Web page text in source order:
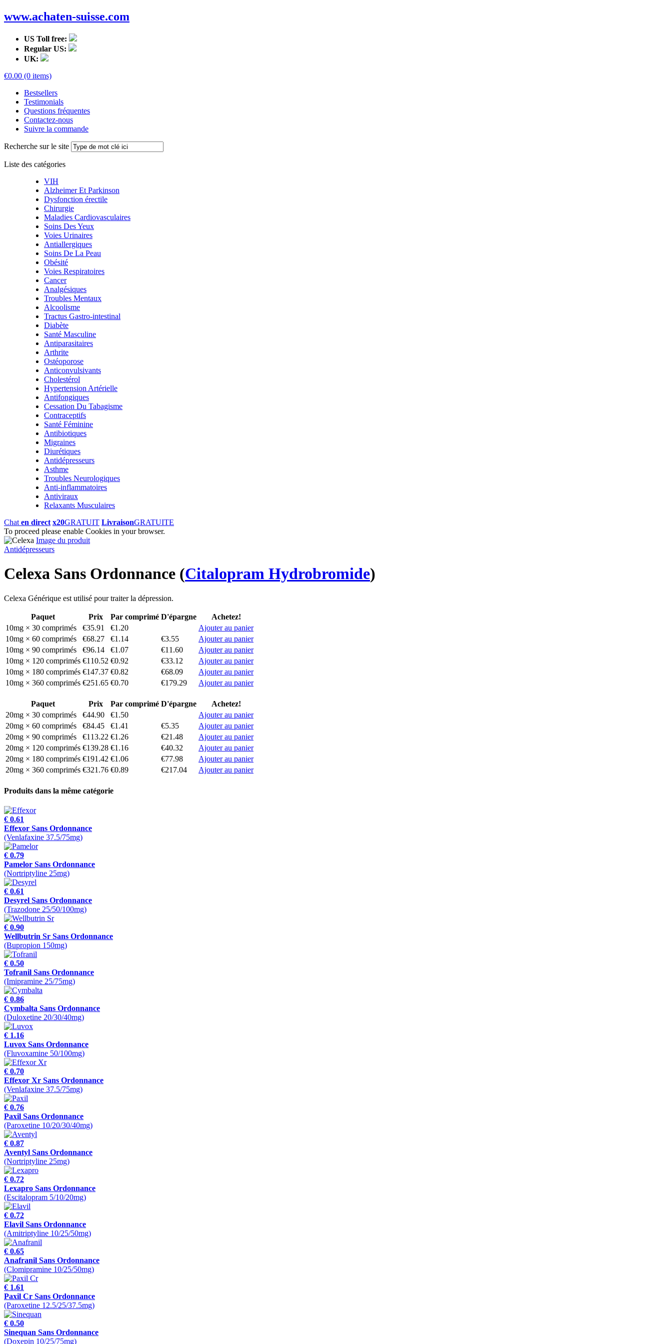
www.achaten-suisse.com
US Toll free:
Regular US:
UK:
€0.00 (0 items)
Bestsellers
Testimonials
Questions fréquentes
Contactez-nous
Suivre la commande
Recherche sur le site
Liste des catégories
VIH
Alzheimer Et Parkinson
Dysfonction érectile
Chirurgie
Maladies Cardiovasculaires
Soins Des Yeux
Voies Urinaires
Antiallergiques
Soins De La Peau
Obésité
Voies Respiratoires
Cancer
Analgésiques
Troubles Mentaux
Alcoolisme
Tractus Gastro-intestinal
Diabète
Santé Masculine
Antiparasitaires
Arthrite
Ostéoporose
Anticonvulsivants
Cholestérol
Hypertension Artérielle
Antifongiques
Cessation Du Tabagisme
Contraceptifs
Santé Féminine
Antibiotiques
Migraines
Diurétiques
Antidépresseurs
Asthme
Troubles Neurologiques
Anti-inflammatoires
Antiviraux
Relaxants Musculaires
Chat en direct x20GRATUIT LivraisonGRATUITE
To proceed please enable Cookies in your browser.
Image du produit
Antidépresseurs
Celexa Sans Ordonnance (Citalopram Hydrobromide)
Celexa Générique est utilisé pour traiter la dépression.
Paquet Prix Par comprimé D'épargne
Achetez!
10mg × 30 comprimés
€35.91 €1.20
Ajouter au panier
10mg × 60 comprimés
€68.27 €1.14 €3.55
Ajouter au panier
10mg × 90 comprimés
€96.14 €1.07 €11.60
Ajouter au panier
10mg × 120 comprimés €110.52 €0.92 €33.12
Ajouter au panier
10mg × 180 comprimés €147.37 €0.82 €68.09
Ajouter au panier
10mg × 360 comprimés €251.65 €0.70 €179.29 Ajouter au panier
Paquet Prix Par comprimé D'épargne
Achetez!
20mg × 30 comprimés
€44.90 €1.50
Ajouter au panier
20mg × 60 comprimés
€84.45 €1.41 €5.35
Ajouter au panier
20mg × 90 comprimés
€113.22 €1.26 €21.48
Ajouter au panier
20mg × 120 comprimés €139.28 €1.16 €40.32
Ajouter au panier
20mg × 180 comprimés €191.42 €1.06 €77.98
Ajouter au panier
20mg × 360 comprimés €321.76 €0.89 €217.04 Ajouter au panier
Produits dans la même catégorie
€ 0.61
Effexor Sans Ordonnance
(Venlafaxine 37.5/75mg)
€ 0.79
Pamelor Sans Ordonnance
(Nortriptyline 25mg)
€ 0.61
Desyrel Sans Ordonnance
(Trazodone 25/50/100mg)
€ 0.90
Wellbutrin Sr Sans Ordonnance
(Bupropion 150mg)
€ 0.50
Tofranil Sans Ordonnance
(Imipramine 25/75mg)
€ 0.86
Cymbalta Sans Ordonnance
(Duloxetine 20/30/40mg)
€ 1.16
Luvox Sans Ordonnance
(Fluvoxamine 50/100mg)
€ 0.70
Effexor Xr Sans Ordonnance
(Venlafaxine 37.5/75mg)
€ 0.76
Paxil Sans Ordonnance
(Paroxetine 10/20/30/40mg)
€ 0.87
Aventyl Sans Ordonnance
(Nortriptyline 25mg)
€ 0.72
Lexapro Sans Ordonnance
(Escitalopram 5/10/20mg)
€ 0.72
Elavil Sans Ordonnance
(Amitriptyline 10/25/50mg)
€ 0.65
Anafranil Sans Ordonnance
(Clomipramine 10/25/50mg)
€ 1.61
Paxil Cr Sans Ordonnance
(Paroxetine 12.5/25/37.5mg)
€ 0.50
Sinequan Sans Ordonnance
(Doxepin 10/25/75mg)